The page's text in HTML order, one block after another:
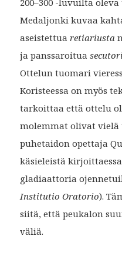
200–300 -luvuilta
Medaljonki kuvaa
aseistettuaretiariusta
ja panssaroitua
Ottelun tuomari
Koristeessa on myös
tarkoittaa että ottelu
molemmat olivat vielä
puhetaidon opettaja
käsieleistä
gladiaattoria
Institutio Oratorio).
siitä, että peukalon
väliä.